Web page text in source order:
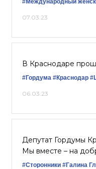
#Международный
07.03.23
В Краснодаре
#Гордума #Краснодар
06.03.23
Депутат Гордумы
Мы вместе – на
#Сторонники #Галина